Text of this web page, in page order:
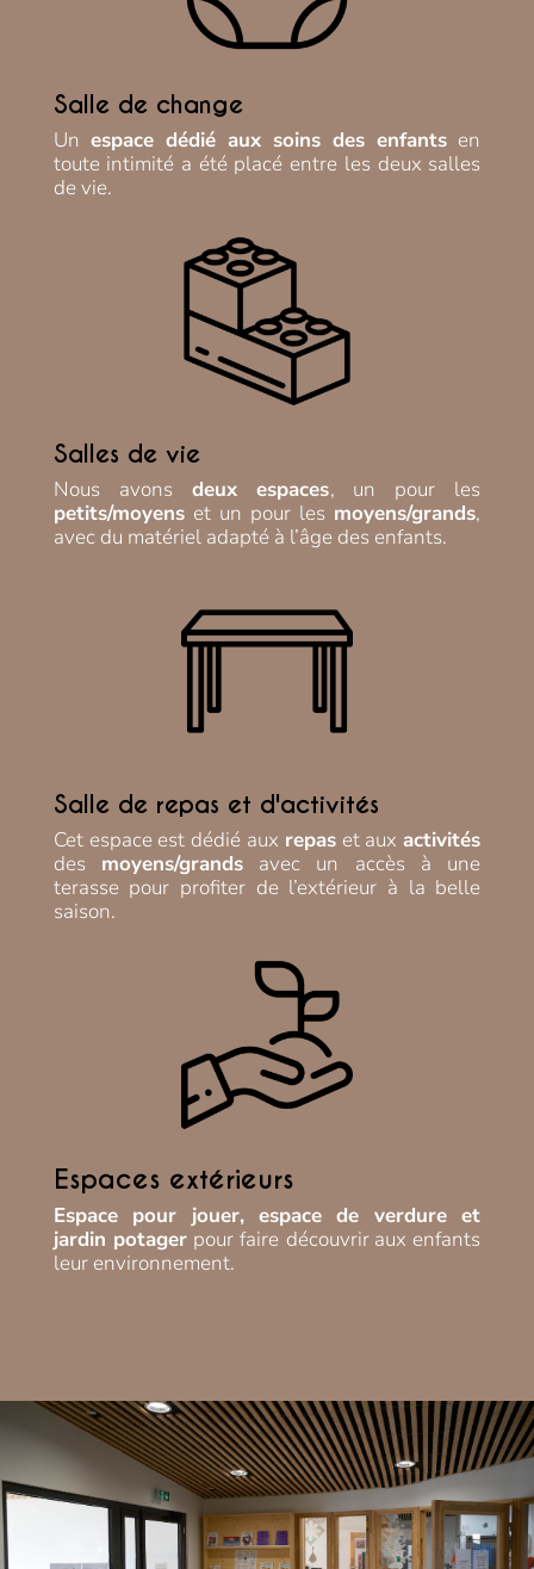
Salle de change
Un espace dédié aux soins des enfants en
toute intimité a été placé entre les deux salles
de vie.
Salles de vie
Nous avons deux espaces, un pour les
petits/moyenset un pour les moyens/grands,
avec du matériel adapté à l’âge des enfants.
Salle de repas et d'activités
Cet espace est dédié aux repaset auxactivités
des moyens/grands avec un accès à une
terasse pour profiter de l’extérieur à la belle
saison.
Espaces extérieurs
Espace pour jouer, espace de verdure et
jardin potager pour faire découvrir aux enfants
leur environnement.